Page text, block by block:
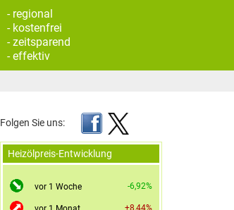
- regional
- kostenfrei
- zeitsparend
- effektiv
Folgen Sie uns:
Heizölpreis-Entwicklung
vor 1 Woche -6,92%
+8,44%